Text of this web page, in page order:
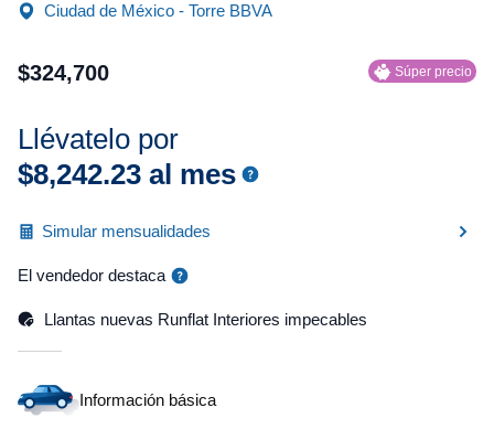
Ciudad de México - Torre BBVA
$324,700 Súper precio
Llévatelo por
$8,242.23 al mes
Simular mensualidades
El vendedor destaca
Llantas nuevas Runflat Interiores impecables
Información básica